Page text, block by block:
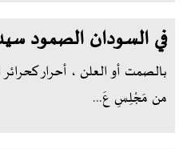
في السودان الصمود
بالصمت أو العلن ، أحرار
من مَجْلِسِ عَ...